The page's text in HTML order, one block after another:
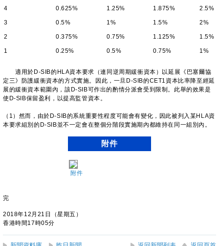
4 0.625% 1.25% 1.875% 2.5%
3 0.5% 1% 1.5% 2%
2 0.375% 0.75% 1.125% 1.5%
1 0.25% 0.5% 0.75% 1%
適用於D-SIB的HLA資本要求（連同逆周期緩衝資本）以延展《巴塞爾協
定三》防護緩衝資本的方式實施。因此，一旦D-SIB的CET1資本比率降至經延
展的緩衝資本範圍內，該D-SIB可作出的酌情分派會受到限制。此舉的效果是
使D-SIB保留盈利，以提高監管資本。
（1）然而，由於D-SIB的系統重要性程度可能會有變化，因此被列入某HLA資
本要求組別的D-SIB並不一定會在整個分階段實施期內都維持在同一組別內。
附件
附件
完
2018年12月21日（星期五）
香港時間17時05分